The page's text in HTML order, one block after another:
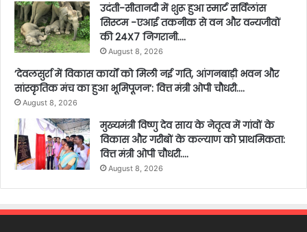
उदंती-सीतानदी में शुरू हुआ स्मार्ट सर्विलांस
सिस्टम -एआई तकनीक से वन और वन्यजीवों
की 24X7 निगरानी….
August 8, 2026
’देवलसुर्रा में विकास कार्यों को मिली नई गति, आंगनबाड़ी भवन और
सांस्कृतिक मंच का हुआ भूमिपूजन’: वित्त मंत्री ओपी चौधरी….
August 8, 2026
मुख्यमंत्री विष्णु देव साय के नेतृत्व में गांवों के
विकास और गरीबों के कल्याण को प्राथमिकता:
वित्त मंत्री ओपी चौधरी….
August 8, 2026